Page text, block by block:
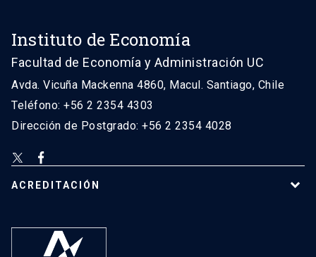
Instituto de Economía
Facultad de Economía y Administración UC
Avda. Vicuña Mackenna 4860, Macul. Santiago, Chile
Teléfono: +56 2 2354 4303
Dirección de Postgrado: +56 2 2354 4028
ACREDITACIÓN